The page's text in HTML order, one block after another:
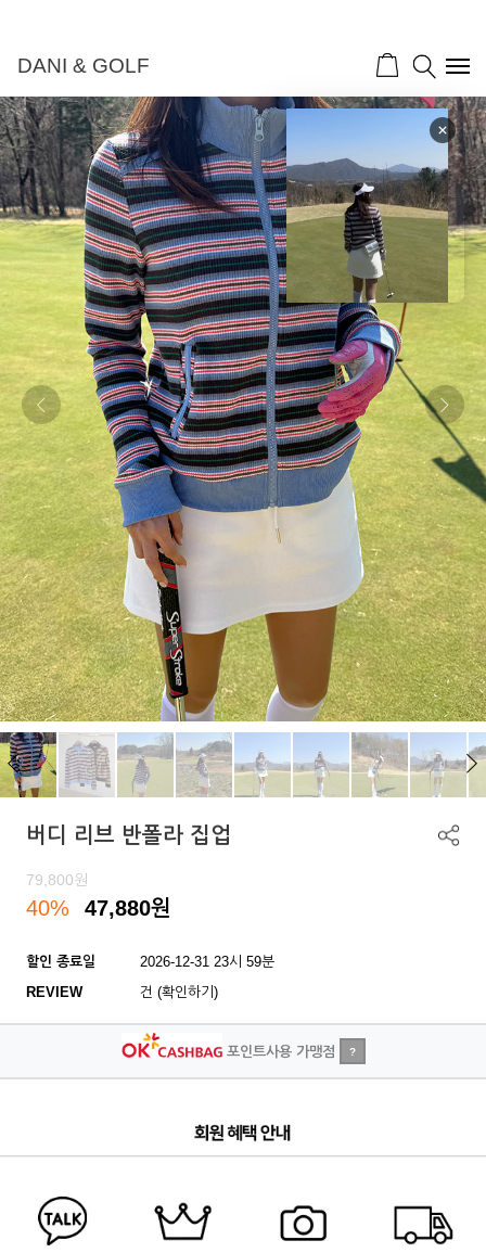
DANI & GOLF
버디 리브 반폴라 집업
79,800원
40% 47,880원
할인 종료일
2026-12-31 23시 59분
REVIEW
건 (확인하기)
포인트사용 가맹점 ?